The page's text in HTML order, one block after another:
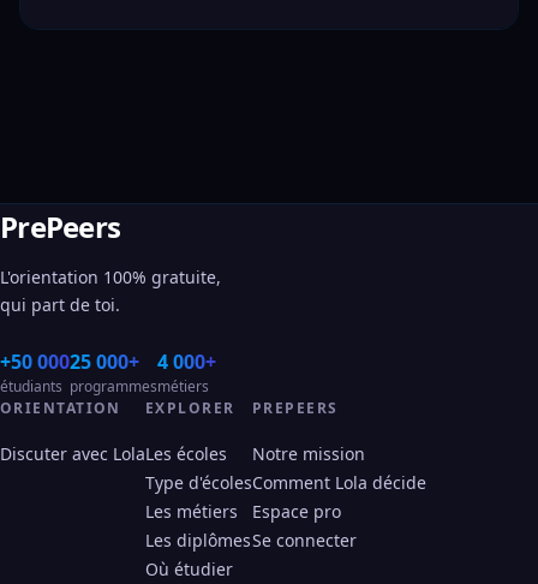
PrePeers
L'orientation 100% gratuite,
qui part de toi.
+50 000
étudiants
25 000+
programmes
4 000+
métiers
ORIENTATION
Discuter avec Lola
EXPLORER
Les écoles
Type d'écoles
Les métiers
Les diplômes
Où étudier
PREPEERS
Notre mission
Comment Lola décide
Espace pro
Se connecter